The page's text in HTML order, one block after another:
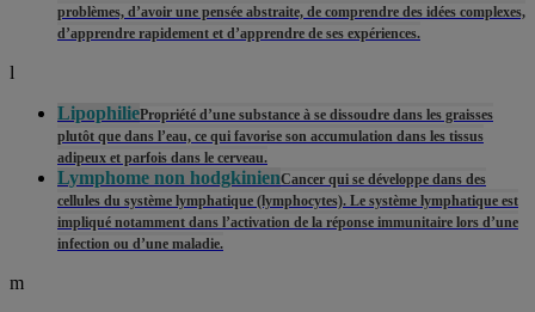
problèmes, d’avoir une pensée abstraite, de comprendre des idées complexes,
d’apprendre rapidement et d’apprendre de ses expériences.
l
LipophiliePropriété d’une substance à se dissoudre dans les graisses
plutôt que dans l’eau, ce qui favorise son accumulation dans les tissus
adipeux et parfois dans le cerveau.
Lymphome non hodgkinienCancer qui se développe dans des
cellules du système lymphatique (lymphocytes). Le système lymphatique est
impliqué notamment dans l’activation de la réponse immunitaire lors d’une
infection ou d’une maladie.
m